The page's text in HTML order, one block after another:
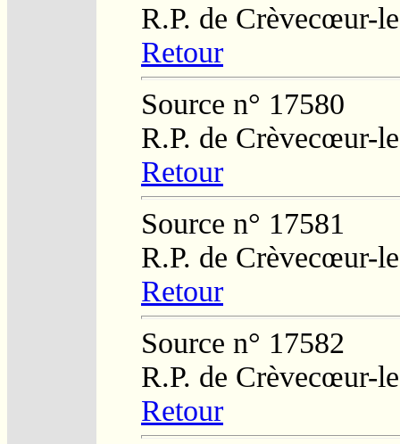
R.P. de Crèvecœur-
Retour
Source n° 17580
R.P. de Crèvecœur-
Retour
Source n° 17581
R.P. de Crèvecœur-
Retour
Source n° 17582
R.P. de Crèvecœur-
Retour